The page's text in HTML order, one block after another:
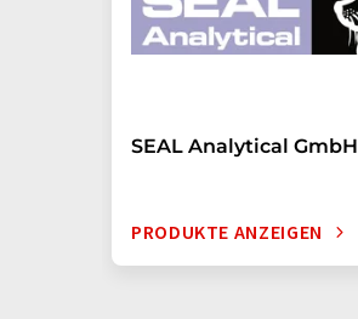
SEAL Analytical GmbH
PRODUKTE ANZEIGEN